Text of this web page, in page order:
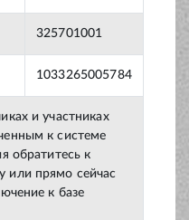
325701001
1033265005784
и участниках
к системе
обратитесь к
или прямо сейчас
к базе